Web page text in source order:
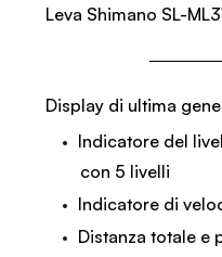
Leva Shimano SL-
Display di ultima
Indicatore del
con 5 livelli
Indicatore di
Distanza totale e